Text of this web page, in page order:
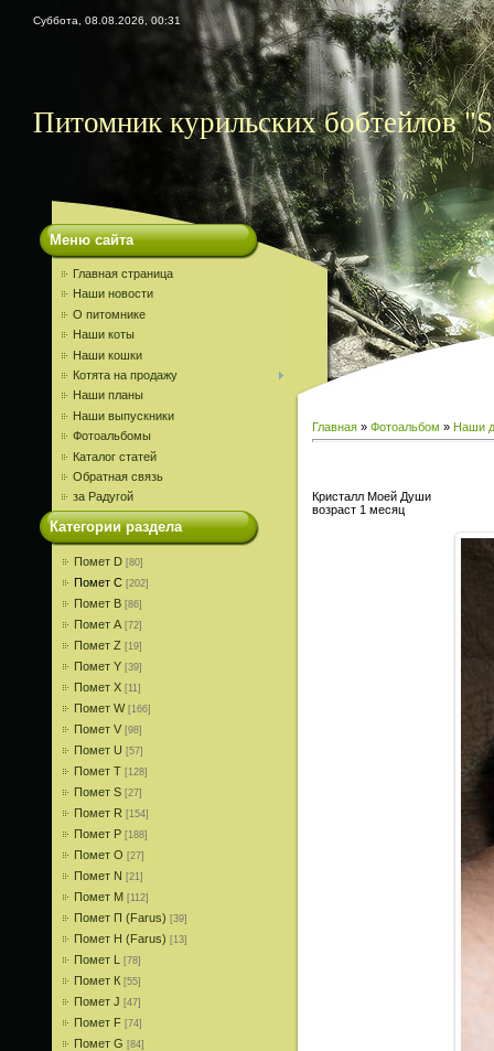
Суббота, 08.08.2026, 00:31
Питомник курильских бобтейлов
Меню сайта
Главная страница
Наши новости
О питомнике
Наши коты
Наши кошки
Котята на продажу
Наши планы
Наши выпускники
Фотоальбомы
Каталог статей
Обратная связь
за Радугой
Категории раздела
Помет D [80]
Помет С [202]
Помет В [86]
Помет A [72]
Помет Z [19]
Помет Y [39]
Помет X [11]
Помет W [166]
Помет V [98]
Помет U [57]
Помет T [128]
Помет S [27]
Помет R [154]
Помет P [188]
Помет О [27]
Помет N [21]
Помет M [112]
Помет П (Farus) [39]
Помет Н (Farus) [13]
Помет L [78]
Помет К [55]
Помет J [47]
Помет F [74]
Помет G [84]
Главная » Фотоальбом » Наши
Кристалл Моей Души
возраст 1 месяц